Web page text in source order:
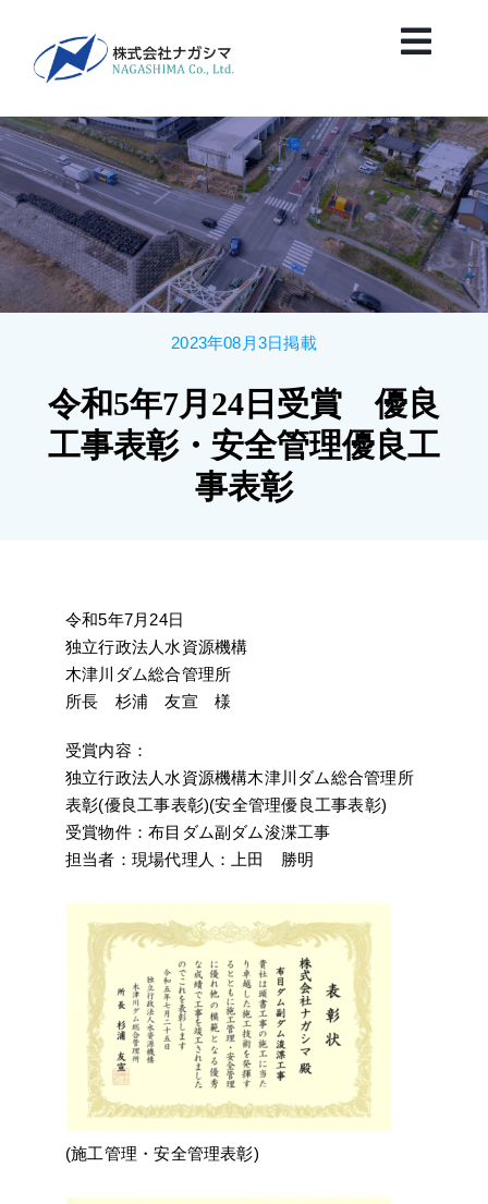
content
HOME
News
会社案内
保有船舶紹介
アクセス
2023年08月3日掲載
令和5年7月24日受賞 優良
工事表彰・安全管理優良工
事表彰
令和5年7月24日
独立行政法人水資源機構
木津川ダム総合管理所
所長 杉浦 友宣 様
受賞内容：
独立行政法人水資源機構木津川ダム総合管理所
表彰(優良工事表彰)(安全管理優良工事表彰)
受賞物件：布目ダム副ダム浚渫工事
担当者：現場代理人：上田 勝明
(施工管理・安全管理表彰)